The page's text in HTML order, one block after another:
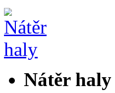
Nátěr haly